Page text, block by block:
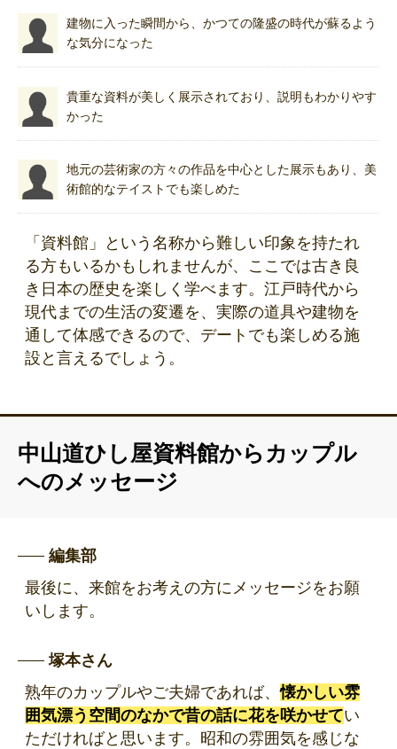
建物に入った瞬間から、かつての隆盛の時代が蘇るよう
な気分になった
貴重な資料が美しく展示されており、説明もわかりやす
かった
地元の芸術家の方々の作品を中心とした展示もあり、美
術館的なテイストでも楽しめた
「資料館」という名称から難しい印象を持たれ
る方もいるかもしれませんが、ここでは古き良
き日本の歴史を楽しく学べます。江戸時代から
現代までの生活の変遷を、実際の道具や建物を
通して体感できるので、デートでも楽しめる施
設と言えるでしょう。
中山道ひし屋資料館からカップル
へのメッセージ
編集部
最後に、来館をお考えの方にメッセージをお願
いします。
塚本さん
熟年のカップルやご夫婦であれば、懐かしい雰
囲気漂う空間のなかで昔の話に花を咲かせてい
ただければと思います。昭和の雰囲気を感じな